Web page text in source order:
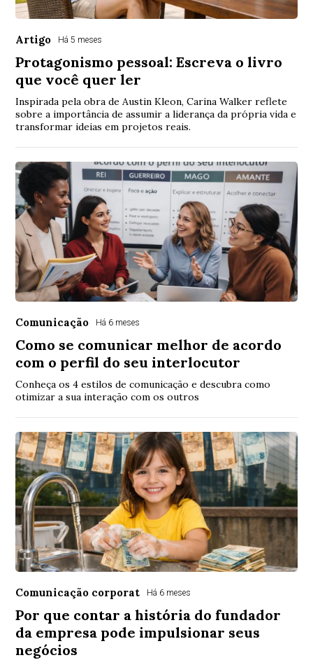
Artigo Há 5 meses
Protagonismo pessoal: Escreva o livro
que você quer ler
Inspirada pela obra de Austin Kleon, Carina Walker reflete
sobre a importância de assumir a liderança da própria vida e
transformar ideias em projetos reais.
Comunicação Há 6 meses
Como se comunicar melhor de acordo
com o perfil do seu interlocutor
Conheça os 4 estilos de comunicação e descubra como
otimizar a sua interação com os outros
Comunicação corporat Há 6 meses
Por que contar a história do fundador
da empresa pode impulsionar seus
negócios